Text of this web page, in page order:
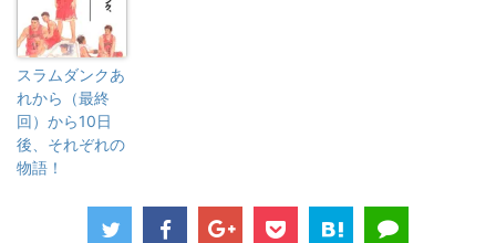
スラムダンクあ
れから（最終
回）から10日
後、それぞれの
物語！